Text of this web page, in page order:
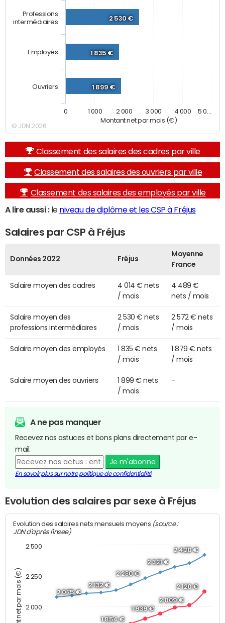
Montant net par mois (€)
2 530 €
1 835 €
1 899 €
Professions
intermédiaires
Employés
Ouvriers
0 1 000 2 000 3 000 4 000 5 0…
© JDN 2026
Classement des salaires des cadres par ville
Classement des salaires des ouvriers par ville
Classement des salaires des employés par ville
A lire aussi :le niveau de diplôme et les CSP à Fréjus
Salaires par CSP à Fréjus
Données 2022 Fréjus
Moyenne
France
Salaire moyen des cadres
4 014 € nets
/ mois
4 489 €
nets / mois
Salaire moyen des
professions intermédiaires
2 530 € nets
/ mois
2 572 € nets
/ mois
Salaire moyen des employés
1 835 € nets
/ mois
1 879 € nets
/ mois
Salaire moyen des ouvriers
1 899 € nets
/ mois
-
A ne pas manquer
Recevez nos astuces et bons plans directement par e-
mail.
Je m'abonne
En savoir plus sur notre politique de confidentialité
Evolution des salaires par sexe à Fréjus
Montant net par mois (€)
Evolution des salaires nets mensuels moyens (source :
JDN d'après l'Insee)
1 854 €
1 939 €
2 009 €
2 120 €
2 075 €
2 132 €
2 230 €
2 321 €
2 420 €
2 000
2 250
2 500